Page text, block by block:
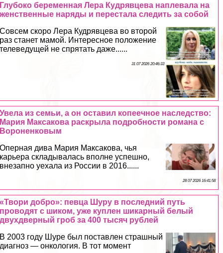
Глубоко беременная Лера Кудрявцева наплевала на
женственные наряды и перестала следить за собой
Совсем скоро Лера Кудрявцева во второй
раз станет мамой. Интересное положение
телеведущей не спрятать даже......
31 07 2026 20:46:33
Увела из семьи, а он оставил копеечное наследство:
Мария Максакова раскрыла подробности романа с
Вороненковым
Оперная дива Мария Максакова, чья
карьера складывалась вполне успешно,
внезапно уехала из России в 2016......
28 07 2026 16:41:58
«Твори добро»: певца Шуру в последний путь
проводят с шиком, уже куплен шикарный белый
двухдверный гроб за 400 тысяч рублей
В 2003 году Шуре был поставлен страшный
диагноз — oнкoлoгия. В тот момент